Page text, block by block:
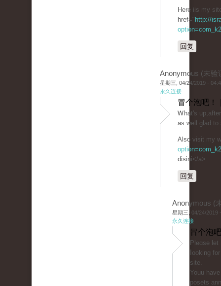
Here iis my
href=" http://
回复
Anonymous (未验
星期三, 04/24/2019 -
永久连接
冒个泡吧！
Ꮃhat's up,after
as well glad to
Also visit my
disini</a>
回复
Anonymous (
星期三, 04/24/2019
永久连接
冒个泡
Ρleɑse let
ⅼooking
sitе.
Youu
posetѕ